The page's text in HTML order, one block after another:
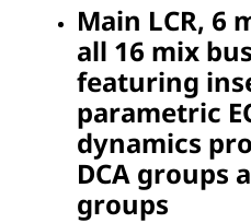
Main LCR, 6
all 16 mix
featuring
parametric
dynamics
DCA groups
groups